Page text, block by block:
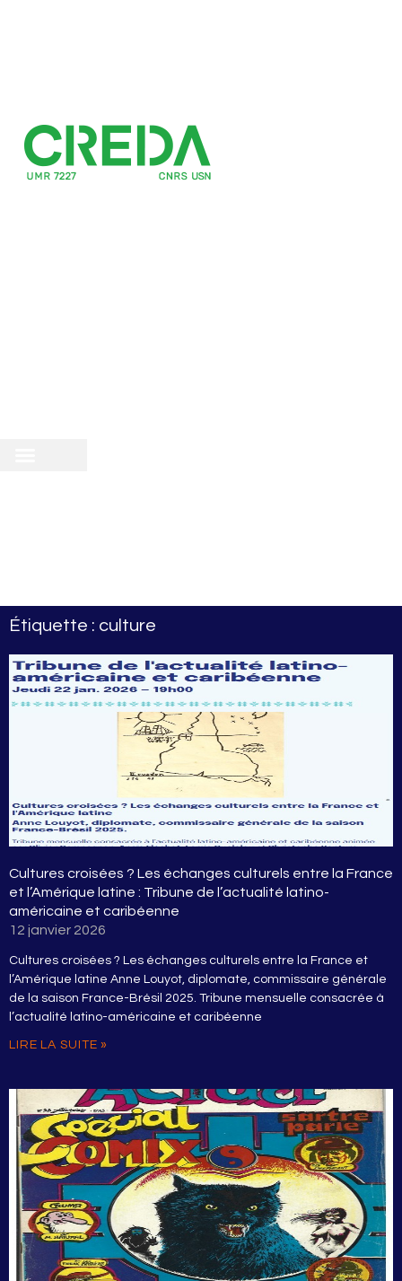
Étiquette : culture
Cultures croisées ? Les échanges culturels entre la France
et l’Amérique latine : Tribune de l’actualité latino-
américaine et caribéenne
12 janvier 2026
Cultures croisées ? Les échanges culturels entre la France et
l’Amérique latine Anne Louyot, diplomate, commissaire générale
de la saison France-Brésil 2025. Tribune mensuelle consacrée à
l’actualité latino-américaine et caribéenne
LIRE LA SUITE »